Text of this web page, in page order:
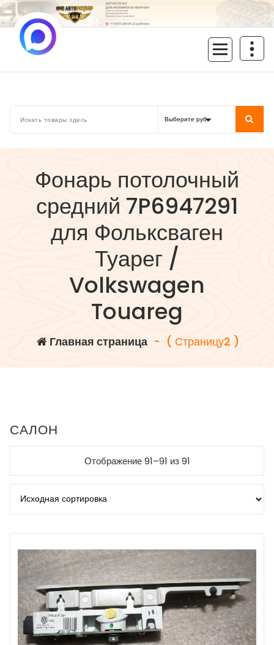
Перейти
к
содержимому
Фонарь потолочный
средний 7P6947291
для Фольксваген
Туарег /
Volkswagen
Touareg
Главная страница- ( Страницу2 )
САЛОН
Отображение 91–91 из 91